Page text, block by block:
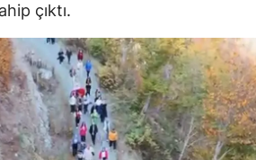
Konya
Kütahya
Malatya
Manisa
çıktı.